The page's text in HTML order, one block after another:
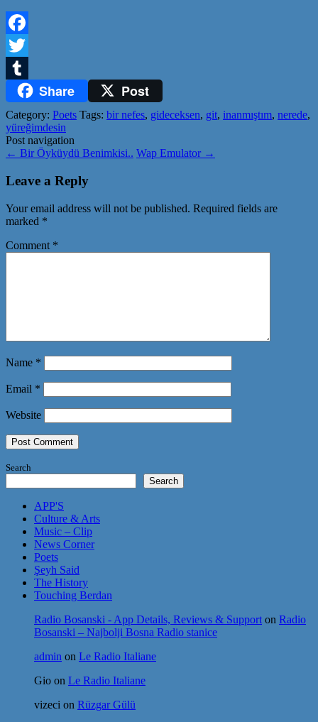
Facebook
Twitter
Tumblr Share Post
Category: Poets Tags: bir nefes, gideceksen, git, inanmıştım, nerede,
yüreğimdesin
Post navigation
← Bir Öyküydü Benimkisi.. Wap Emulator →
Leave a Reply
Your email address will not be published. Required fields are
marked *
Comment *
Name *
Email *
Website
Search
Search
APP'S
Culture & Arts
Music – Clip
News Corner
Poets
Şeyh Said
The History
Touching Berdan
Radio Bosanski - App Details, Reviews & Support on Radio
Bosanski – Najbolji Bosna Radio stanice
admin on Le Radio Italiane
Gio on Le Radio Italiane
vizeci on Rüzgar Gülü